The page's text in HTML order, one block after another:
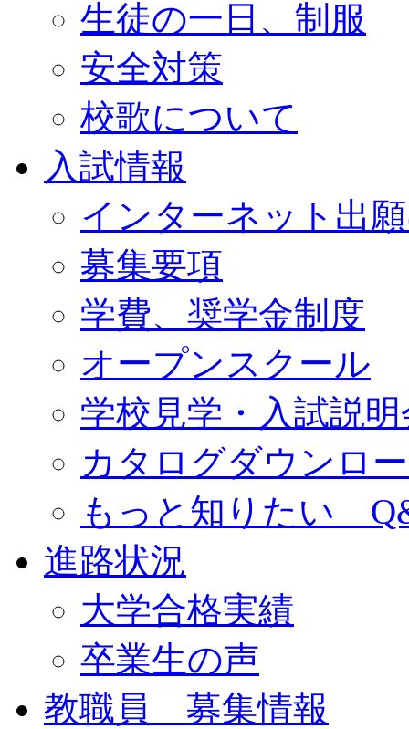
生徒の一日、制服
安全対策
校歌について
入試情報
インターネット出
募集要項
学費、奨学金制度
オープンスクール
学校見学・入試説明
カタログダウンロ
もっと知りたい
進路状況
大学合格実績
卒業生の声
教職員 募集情報